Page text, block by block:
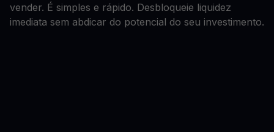
vender. É simples e rápido. Desbloqueie liquidez
imediata sem abdicar do potencial do seu investimento.